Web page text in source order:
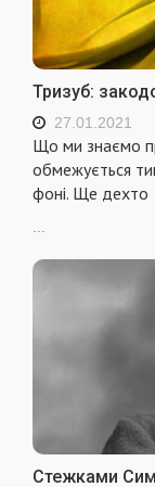
Тризуб:
27.01.2021
Що ми знаємо
обмежується
фоні. Ще дехто
Стежками